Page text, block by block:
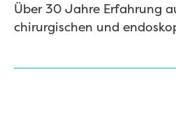
Über 30 Jahre Erfahrung
chirurgischen und